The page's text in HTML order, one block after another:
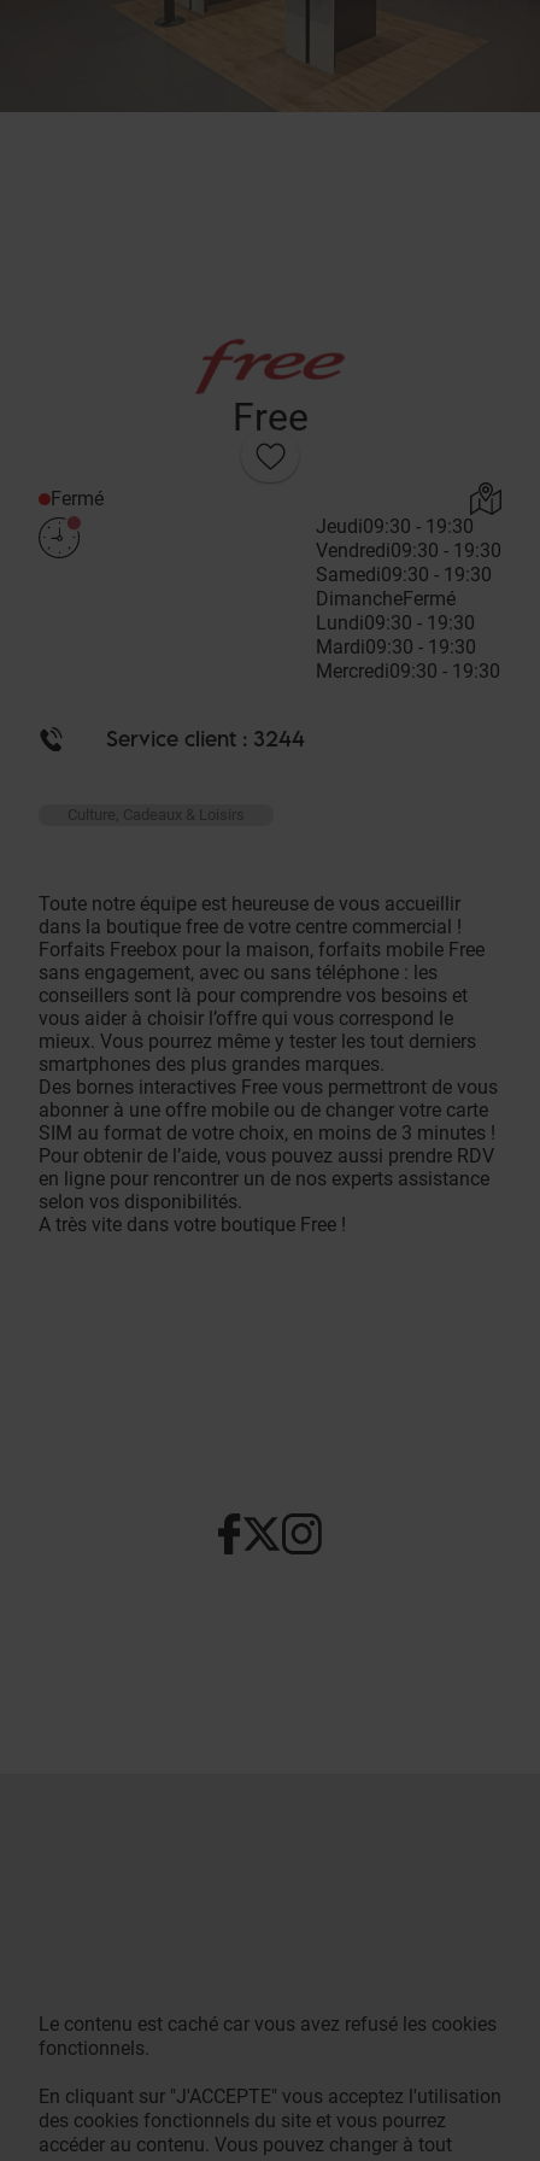
Free
Fermé
Jeudi09:30 - 19:30
Vendredi09:30 - 19:30
Samedi09:30 - 19:30
DimancheFermé
Lundi09:30 - 19:30
Mardi09:30 - 19:30
Mercredi09:30 - 19:30
Service client : 3244
Culture, Cadeaux & Loisirs
Toute notre équipe est heureuse de vous accueillir
dans la boutique free de votre centre commercial !
Forfaits Freebox pour la maison, forfaits mobile Free
sans engagement, avec ou sans téléphone : les
conseillers sont là pour comprendre vos besoins et
vous aider à choisir l’offre qui vous correspond le
mieux. Vous pourrez même y tester les tout derniers
smartphones des plus grandes marques.
Des bornes interactives Free vous permettront de vous
abonner à une offre mobile ou de changer votre carte
SIM au format de votre choix, en moins de 3 minutes !
Pour obtenir de l’aide, vous pouvez aussi prendre RDV
en ligne pour rencontrer un de nos experts assistance
selon vos disponibilités.
A très vite dans votre boutique Free !
Le contenu est caché car vous avez refusé les cookies
fonctionnels.
En cliquant sur "J'ACCEPTE" vous acceptez l'utilisation
des cookies fonctionnels du site et vous pourrez
accéder au contenu. Vous pouvez changer à tout